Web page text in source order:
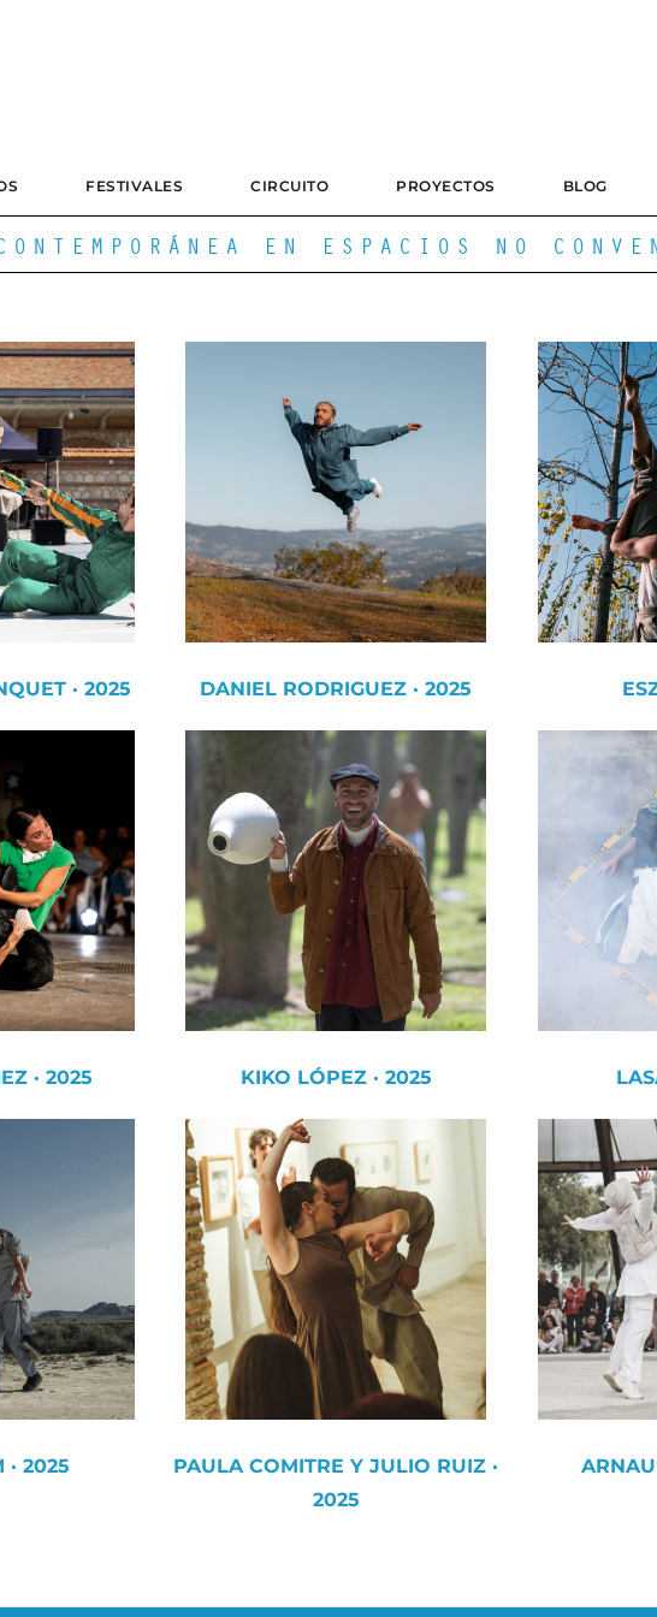
FESTIVALES CIRCUITO PROYECTOS BLOG
EN ESPACIOS NO
· 2025 DANIEL RODRIGUEZ · 2025
· 2025 KIKO LÓPEZ · 2025
· 2025
PAULA COMITRE Y JULIO RUIZ ·
2025